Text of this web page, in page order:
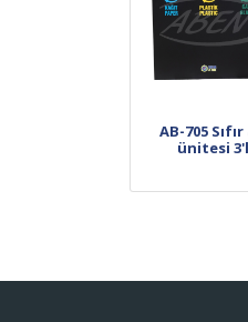
AB-705
ünitesi